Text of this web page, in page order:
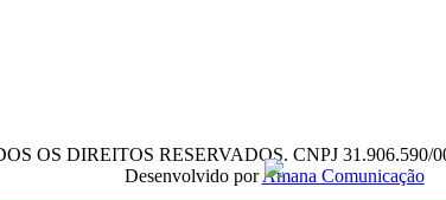
OS DIREITOS RESERVADOS. CNPJ 31.906.590/
Desenvolvido porAmana Comunicação